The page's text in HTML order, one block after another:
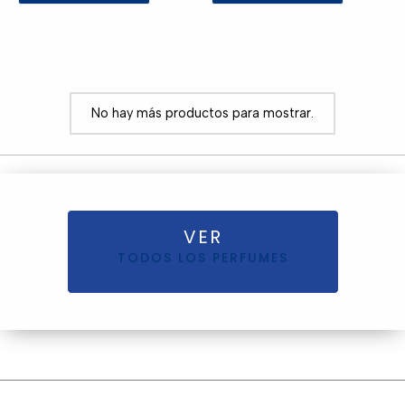
No hay más productos para mostrar.
VER
TODOS LOS PERFUMES